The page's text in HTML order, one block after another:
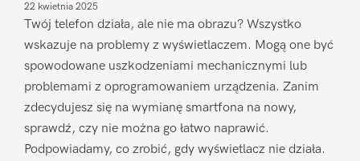
22 kwietnia 2025
Twój telefon działa, ale nie ma obrazu? Wszystko
wskazuje na problemy z wyświetlaczem. Mogą one być
spowodowane uszkodzeniami mechanicznymi lub
problemami z oprogramowaniem urządzenia. Zanim
zdecydujesz się na wymianę smartfona na nowy,
sprawdź, czy nie można go łatwo naprawić.
Podpowiadamy, co zrobić, gdy wyświetlacz nie działa.